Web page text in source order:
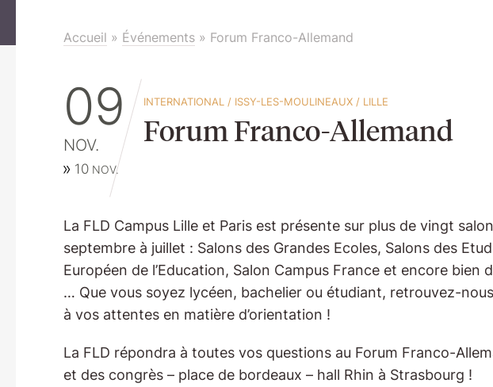
Accueil » Événements» Forum Franco-Allemand
09
NOV.
10 NOV.
INTERNATIONAL / ISSY-LES-MOULINEAUX/ LILLE
Forum Franco-Allemand
La FLD Campus Lille et Paris est présente sur plus de vingt
septembre à juillet : Salons des Grandes Ecoles, Salons des
Européen de l’Education, Salon Campus France et encore bien
… Que vous soyez lycéen, bachelier ou étudiant, retrouvez-
à vos attentes en matière d’orientation !
La FLD répondra à toutes vos questions au Forum Franco-
et des congrès – place de bordeaux – hall Rhin à Strasbourg !